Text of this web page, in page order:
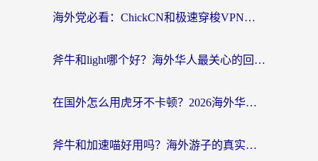
海外党必看：ChickCN和极速穿梭VPN好用吗？3招教你选对回国加速器无缝刷国内资源
斧牛和light哪个好？海外华人最关心的回国加速器选择难题，一篇讲透
在国外怎么用虎牙不卡顿？2026海外华人亲测有效的回国加速器选择指南
斧牛和加速喵好用吗？海外游子的真实选择困境